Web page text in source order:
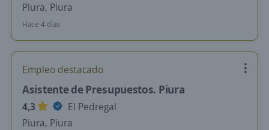
Piura, Piura
Hace 4 días
Empleo destacado
Asistente de Presupuestos. Piura
4,3
El Pedregal
Piura, Piura